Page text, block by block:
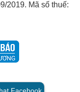
2019. Mã số thuế: